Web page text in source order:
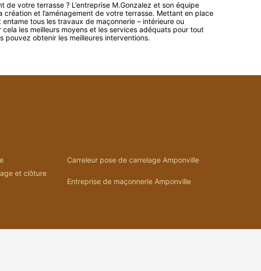
votre terrasse ? L’entreprise M.Gonzalez et son équipe
et l’aménagement de votre terrasse. Mettant en place
tous les travaux de maçonnerie – intérieure ou
les meilleurs moyens et les services adéquats pour tout
pouvez obtenir les meilleures interventions.
Carreleur pose de carrelage Amponville
et clôture
Entreprise de maçonnerie Amponville